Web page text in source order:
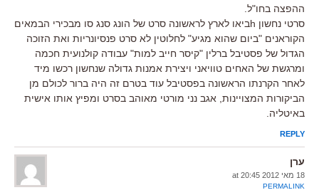
ההפצה בחו"ל.
סרטי נחשון hביאו לארץ לראשונה סרט של הונג סנג סו מבכירי הבמאים
הקוראנים "ביום שהוא מגיע" לחלוטין לא סרט פנסיונריות ואת הזוכה
הגדול של פסטיבל ברלין "קיסר חייב למות" עבודה קולנועית חכמה
ומרגשת של האחים טוויאני ויצירת אמנות גדולה שנחשון רכשו מיד
לאחר הקרנתו הראשונה בפסטיבל עוד בטרם זה היה ברור לכולם מן
הביקורות המצויינות, אגב נני מורטי מאוהב בסרט ומפיץ אותו אישית
באיטליה.
REPLY
ערן
18 מאי 2012 at 20:45
PERMALINK